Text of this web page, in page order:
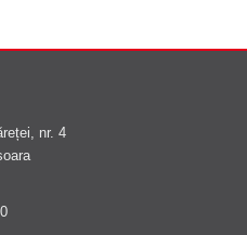
nr. 4